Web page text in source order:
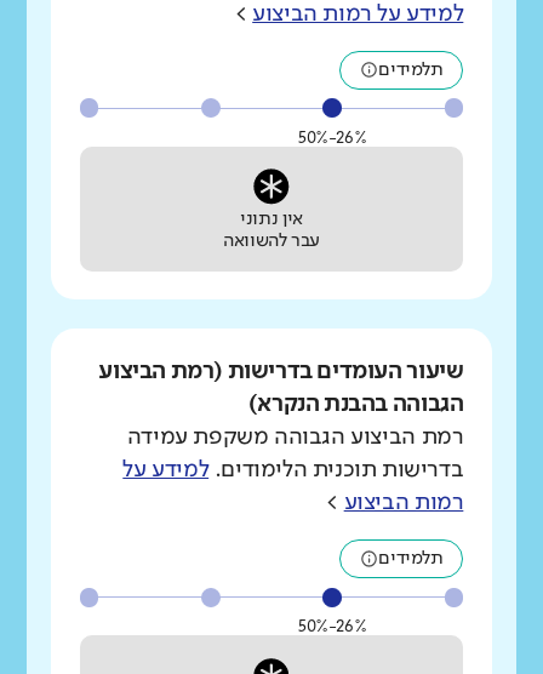
למידע על רמות הביצוע >
תלמידים
26%-50%
אין נתוני
עבר להשוואה
שיעור העומדים בדרישות (רמת הביצוע
הגבוהה בהבנת הנקרא)
רמת הביצוע הגבוהה משקפת עמידה
בדרישות תוכנית הלימודים.למידע על
רמות הביצוע >
תלמידים
26%-50%